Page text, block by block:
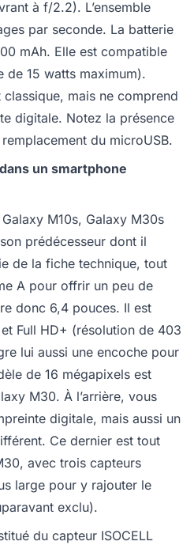
à f/2.2). L’ensemble
par seconde. La batterie
mAh. Elle est compatible
de 15 watts maximum).
classique, mais ne comprend
digitale. Notez la présence
du microUSB.
un smartphone
M10s, Galaxy M30s
prédécesseur dont il
de la fiche technique, tout
A pour offrir un peu de
donc 6,4 pouces. Il est
Full HD+ (résolution de 403
lui aussi une encoche pour
de 16 mégapixels est
M30. À l’arrière, vous
digitale, mais aussi un
Ce dernier est tout
avec trois capteurs
large pour y rajouter le
exclu).
du capteur ISOCELL